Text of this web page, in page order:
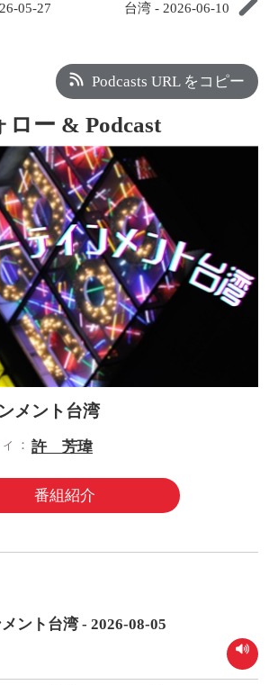
05-27
台湾 - 2026-06-10
Podcasts URL をコピー
ロー & Podcast
メント台湾
：許 芳瑋
番組紹介
ント台湾 - 2026-08-05